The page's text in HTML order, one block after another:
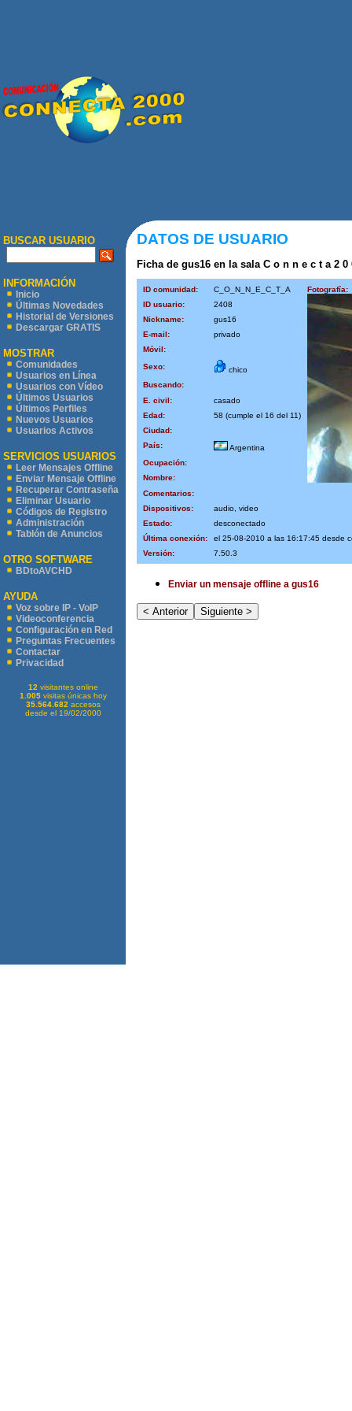
BUSCAR USUARIO
INFORMACIÓN
Inicio
Últimas Novedades
Historial de Versiones
Descargar GRATIS
MOSTRAR
Comunidades
Usuarios en Línea
Usuarios con Vídeo
Últimos Usuarios
Últimos Perfiles
Nuevos Usuarios
Usuarios Activos
SERVICIOS USUARIOS
Leer Mensajes Offline
Enviar Mensaje Offline
Recuperar Contraseña
Eliminar Usuario
Códigos de Registro
Administración
Tablón de Anuncios
OTRO SOFTWARE
BDtoAVCHD
AYUDA
Voz sobre IP - VoIP
Videoconferencia
Configuración en Red
Preguntas Frecuentes
Contactar
Privacidad
12 visitantes online
1.005visitas únicas hoy
35.564.682 accesos
desde el 19/02/2000
DATOS DE USUARIO
Ficha de gus16 en la sala C o n n e c t a 2 0
ID comunidad: C_O_N_N_E_C_T_A
Fotografía:
ID usuario:
2408
Nickname:
gus16
E-mail:
privado
Móvil:
Sexo:
chico
Buscando:
E. civil:
casado
Edad:
58 (cumple el 16 del 11)
Ciudad:
País:
Argentina
Ocupación:
Nombre:
Comentarios:
Dispositivos:
audio, video
Estado:
desconectado
Última conexión:
el 25-08-2010 a las 16:17:45 desde
Versión:
7.50.3
Enviar un mensaje offline a gus16